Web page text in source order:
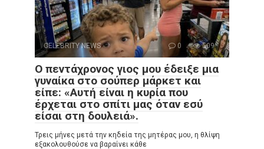
CELEBRITY NEWS 0 509
Ο πεντάχρονος γιος μου έδειξε μια
γυναίκα στο σούπερ μάρκετ και
είπε: «Αυτή είναι η κυρία που
έρχεται στο σπίτι μας όταν εσύ
είσαι στη δουλειά».
Τρεις μήνες μετά την κηδεία της μητέρας μου, η θλίψη
εξακολουθούσε να βαραίνει κάθε